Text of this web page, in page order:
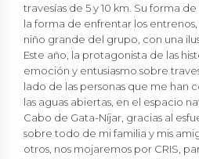
travesías de 5 y 10 km. Su forma
la forma de enfrentar los
niño grande del grupo, con una
Este año, la protagonista de las
emoción y entusiasmo sobre
lado de las personas que me han
las aguas abiertas, en el espacio
Cabo de Gata-Níjar, gracias al
sobre todo de mi familia y mis
otros, nos mojaremos por CRIS,